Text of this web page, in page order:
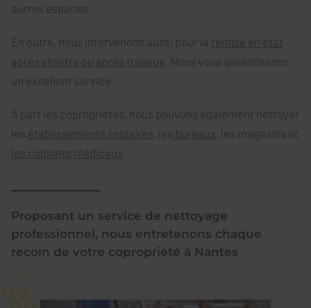
autres espaces.
En outre, nous intervenons aussi pour la remise en état
après sinistre ou après travaux . Nous vous garantissons
un excellent service.
À part les copropriétés, nous pouvons également nettoyer
les établissements scolaires , les bureaux , les magasins et
les cabinets médicaux
Proposant un service de nettoyage
professionnel, nous entretenons chaque
recoin de votre copropriété à Nantes